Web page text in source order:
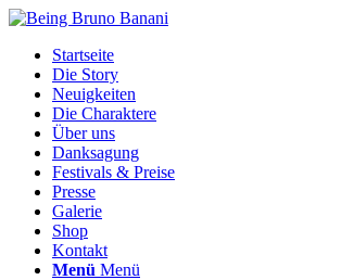
Startseite
Die Story
Neuigkeiten
Die Charaktere
Über uns
Danksagung
Festivals & Preise
Presse
Galerie
Shop
Kontakt
Menü Menü